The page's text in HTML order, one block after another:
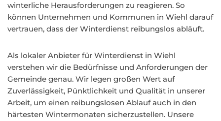
winterliche Herausforderungen zu reagieren. So
können Unternehmen und Kommunen in Wiehl darauf
vertrauen, dass der Winterdienst reibungslos abläuft.
Als lokaler Anbieter für Winterdienst in Wiehl
verstehen wir die Bedürfnisse und Anforderungen der
Gemeinde genau. Wir legen großen Wert auf
Zuverlässigkeit, Pünktlichkeit und Qualität in unserer
Arbeit, um einen reibungslosen Ablauf auch in den
härtesten Wintermonaten sicherzustellen. Unsere